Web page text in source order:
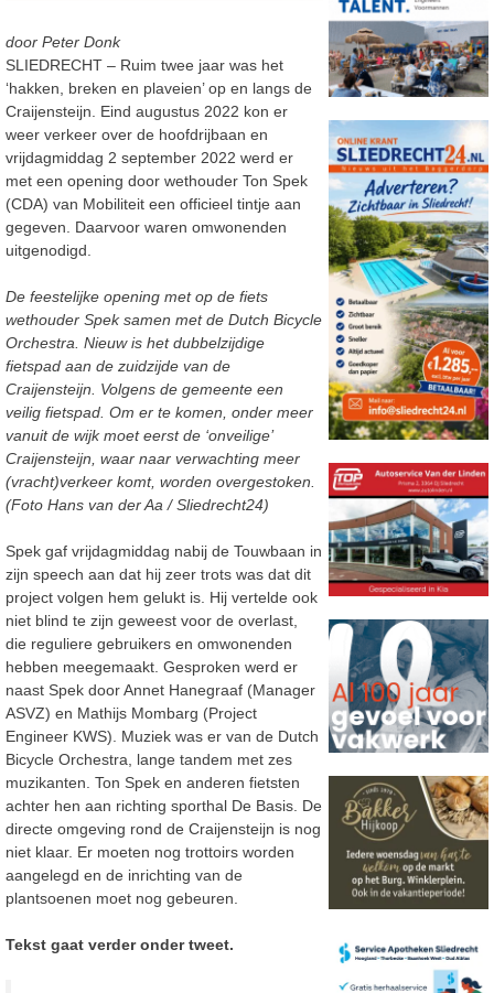
door Peter Donk
SLIEDRECHT – Ruim twee jaar was het
‘hakken, breken en plaveien’ op en langs de
Craijensteijn. Eind augustus 2022 kon er
weer verkeer over de hoofdrijbaan en
vrijdagmiddag 2 september 2022 werd er
met een opening door wethouder Ton Spek
(CDA) van Mobiliteit een officieel tintje aan
gegeven. Daarvoor waren omwonenden
uitgenodigd.
De feestelijke opening met op de fiets
wethouder Spek samen met de Dutch Bicycle
Orchestra. Nieuw is het dubbelzijdige
fietspad aan de zuidzijde van de
Craijensteijn. Volgens de gemeente een
veilig fietspad. Om er te komen, onder meer
vanuit de wijk moet eerst de ‘onveilige’
Craijensteijn, waar naar verwachting meer
(vracht)verkeer komt, worden overgestoken.
(Foto Hans van der Aa / Sliedrecht24)
Spek gaf vrijdagmiddag nabij de Touwbaan in
zijn speech aan dat hij zeer trots was dat dit
project volgen hem gelukt is. Hij vertelde ook
niet blind te zijn geweest voor de overlast,
die reguliere gebruikers en omwonenden
hebben meegemaakt. Gesproken werd er
naast Spek door Annet Hanegraaf (Manager
ASVZ) en Mathijs Mombarg (Project
Engineer KWS). Muziek was er van de Dutch
Bicycle Orchestra, lange tandem met zes
muzikanten. Ton Spek en anderen fietsten
achter hen aan richting sporthal De Basis. De
directe omgeving rond de Craijensteijn is nog
niet klaar. Er moeten nog trottoirs worden
aangelegd en de inrichting van de
plantsoenen moet nog gebeuren.
Tekst gaat verder onder tweet.